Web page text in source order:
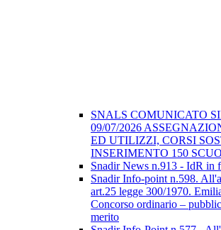
SNALS COMUNICATO
09/07/2026
ED UTILIZZI, CORSI
INSERIMENTO 150
Snadir News n.913 - IdR in
Snadir Info-point n.598.
art.25 legge 300/1970.
Concorso ordinario –
merito